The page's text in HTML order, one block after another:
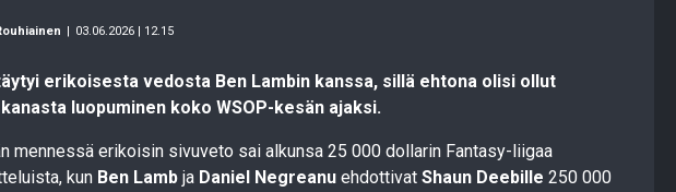
03.06.2026 | 12.15
erikoisesta vedosta Ben Lambin kanssa, sillä ehtona olisi ollut
luopuminen koko WSOP-kesän ajaksi.
mennessä erikoisin sivuveto sai alkunsa 25 000 dollarin Fantasy-liigaa
kun Ben Lamb ja Daniel Negreanu ehdottivat Shaun Deebille 250 000